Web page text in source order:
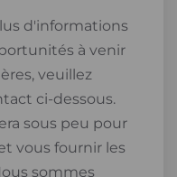
d'informations
à venir
veuillez
ci-dessous.
sous peu pour
vous fournir les
sommes